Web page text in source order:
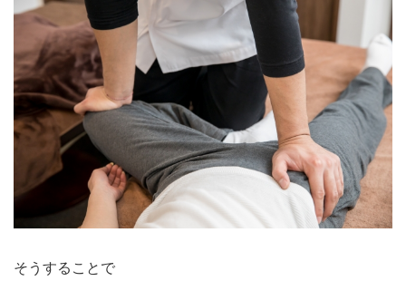
そうすることで